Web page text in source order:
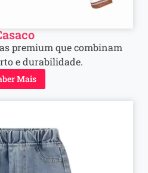
premium que combinam
e durabilidade.
Mais